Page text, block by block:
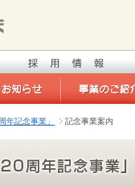
年記念事業」 記念事業案内